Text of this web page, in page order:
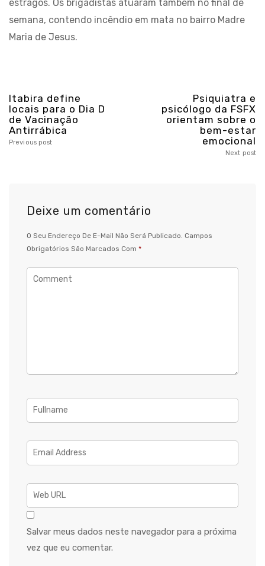
estragos. Os brigadistas atuaram também no final de
semana, contendo incêndio em mata no bairro Madre
Maria de Jesus.
Itabira define
locais para o Dia D
de Vacinação
Antirrábica
Previous post
Psiquiatra e
psicólogo da FSFX
orientam sobre o
bem-estar
emocional
Next post
Deixe um comentário
O Seu Endereço De E-Mail Não Será Publicado. Campos
Obrigatórios São Marcados Com *
Salvar meus dados neste navegador para a próxima
vez que eu comentar.